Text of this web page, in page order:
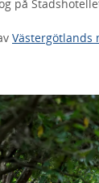
på
Västergötlands